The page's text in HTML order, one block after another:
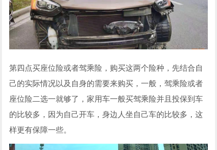
第四点买座位险或者驾乘险，购买这两个险种，先结合自
己的实际情况以及自身的需要来购买，一般，驾乘险或者
座位险二选一就够了，家用车一般买驾乘险并且投保到车
的比较多，因为自己开车，身边人坐自己车的比较多，这
样更有保障一些。